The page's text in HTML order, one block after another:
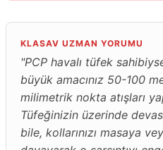
KLASAV UZMAN YORUMU
"PCP havalı tüfek
büyük amacınız 50-100
milimetrik nokta atışları
Tüfeğinizin üzerinde
bile, kollarınızı masaya